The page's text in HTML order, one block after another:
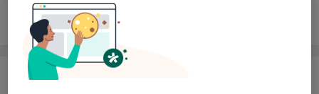
Ceník Adresy
Ceník